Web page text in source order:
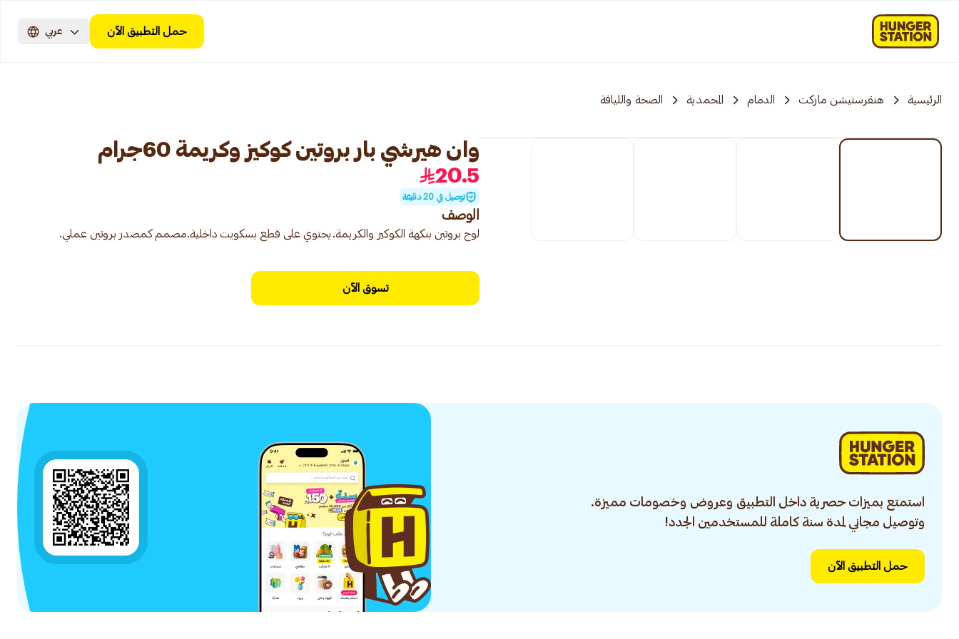
حمل التطبيق الآن عربي
الرئيسية هنقرستيشن ماركت الدمام المحمدية الصحة واللياقة
وان هيرشي بار بروتين كوكيز وكريمة 60جرام
20.5
توصيل في 20 دقيقة
الوصف
لوح بروتين بنكهة الكوكيز والكريمة.يحتوي على قطع بسكويت داخلية.مصمم كمصدر بروتين عملي.
تسوق الآن
استمتع بميزات حصرية داخل التطبيق وعروض وخصومات مميزة.
وتوصيل مجاني لمدة سنة كاملة للمستخدمين الجدد!
حمل التطبيق الآن